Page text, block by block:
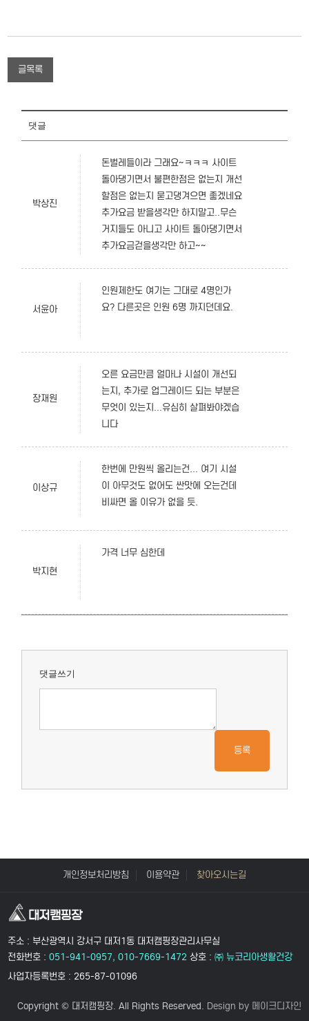
글목록
댓글
박상진
돈벌레들이라 그래요~ㅋㅋㅋ 사이트
돌아댕기면서 불편한점은 없는지 개선
할점은 없는지 묻고댕겨으면 좋겠네요
추가요금 받을생각만 하지말고..무슨
거지들도 아니고 사이트 돌아댕기면서
추가요금걷을생각만 하고~~
서윤아
인원제한도 여기는 그대로 4명인가
요? 다른곳은 인원 6명 까지던데요.
장재원
오른 요금만큼 얼마나 시설이 개선되
는지, 추가로 업그레이드 되는 부분은
무엇이 있는지...유심히 살펴봐야겠습
니다
이상규
한번에 만원씩 올리는건... 여기 시설
이 아무것도 없어도 싼맛에 오는건데
비싸면 올 이유가 없을 듯.
박지현
가격 너무 심한데
댓글쓰기
등록
개인정보처리방침 이용약관 찾아오시는길
주소 : 부산광역시 강서구 대저1동 대저캠핑장관리사무실
전화번호 :051-941-0957, 010-7669-1472 상호 :㈜ 뉴코리아생활건강
사업자등록번호 : 265-87-01096
Copyright © 대저캠핑장. All Rights Reserved. Design by 메이크디자인